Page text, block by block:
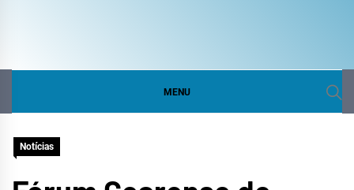
HIDROGRÁFICA DO
MENU
Notícias